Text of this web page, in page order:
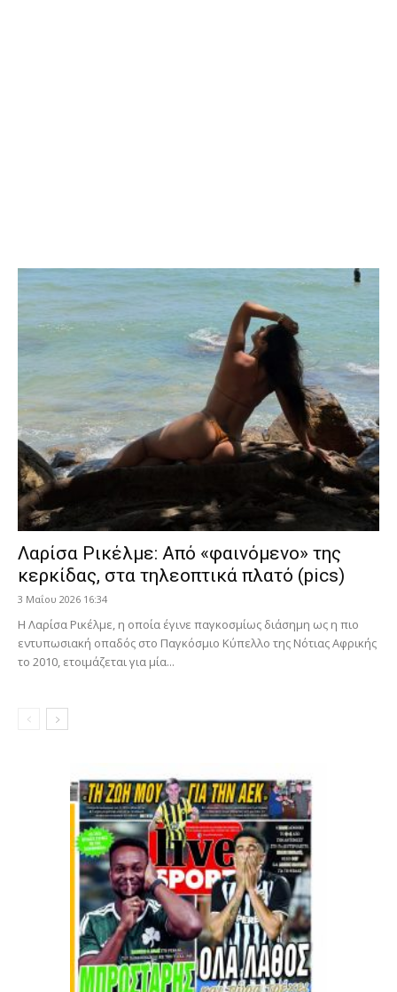
Λαρίσα Ρικέλμε: Από «φαινόμενο» της
κερκίδας, στα τηλεοπτικά πλατό (pics)
3 Μαΐου 2026 16:34
Η Λαρίσα Ρικέλμε, η οποία έγινε παγκοσμίως διάσημη ως η πιο
εντυπωσιακή οπαδός στο Παγκόσμιο Κύπελλο της Νότιας Αφρικής
το 2010, ετοιμάζεται για μία...